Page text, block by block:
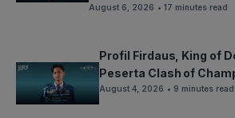
August 6, 2026 • 17 minutes read
Profil Firdaus, King of
Peserta Clash of
August 4, 2026 • 9 minutes read